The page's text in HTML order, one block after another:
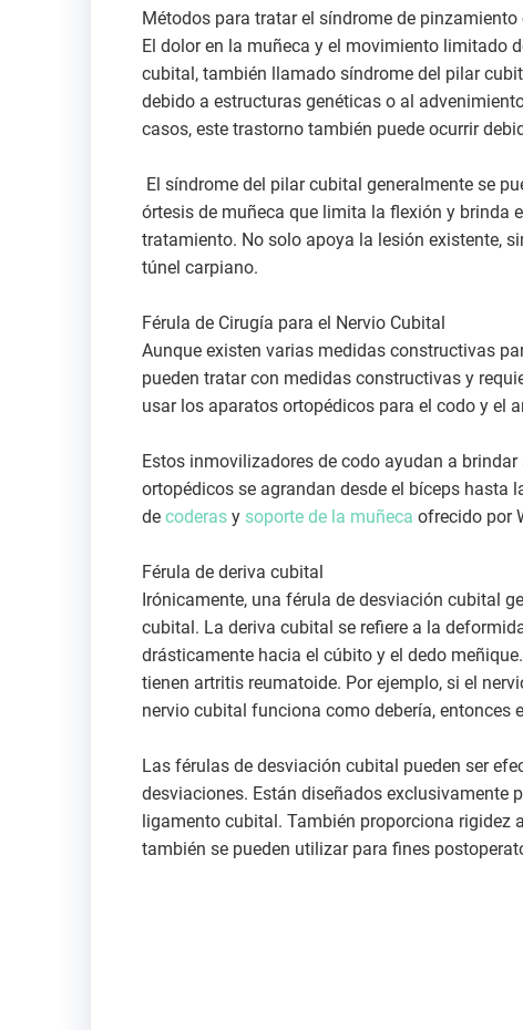
Métodos para tratar el síndrome de pinzamiento
El dolor en la muñeca y el movimiento limitado
cubital, también llamado síndrome del pilar
debido a estructuras genéticas o al
casos, este trastorno también puede ocurrir
El síndrome del pilar cubital generalmente se
órtesis de muñeca que limita la flexión y brinda
tratamiento. No solo apoya la lesión existente,
túnel carpiano.
Férula de Cirugía para el Nervio Cubital
Aunque existen varias medidas constructivas
pueden tratar con medidas constructivas y
usar los aparatos ortopédicos para el codo y el
Estos inmovilizadores de codo ayudan a
ortopédicos se agrandan desde el bíceps hasta
de coderas y soporte de la muñeca ofrecido por
Férula de deriva cubital
Irónicamente, una férula de desviación cubital
cubital. La deriva cubital se refiere a la
drásticamente hacia el cúbito y el dedo
tienen artritis reumatoide. Por ejemplo, si el
nervio cubital funciona como debería, entonces
Las férulas de desviación cubital pueden ser
desviaciones. Están diseñados exclusivamente
ligamento cubital. También proporciona rigidez
también se pueden utilizar para fines